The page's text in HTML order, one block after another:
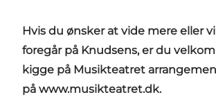
Hvis du ønsker at vide mere eller
foregår på Knudsens, er du
kigge på Musikteatret
på www.musikteatret.dk.